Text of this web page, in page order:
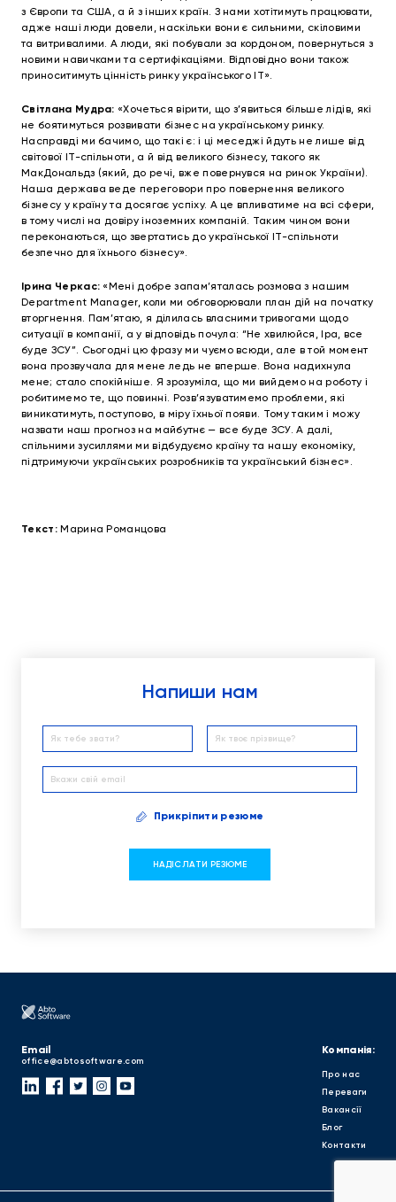
з Європи та США, а й з інших країн. З нами хотітимуть працювати,
адже наші люди довели, наскільки вони є сильними, скіловими
та витривалими. А люди, які побували за кордоном, повернуться з
новими навичками та сертифікаціями. Відповідно вони також
приноситимуть цінність ринку українського ІТ».
Світлана Мудра: «Хочеться вірити, що з’явиться більше лідів, які
не боятимуться розвивати бізнес на українському ринку.
Насправді ми бачимо, що такі є: і ці меседжі йдуть не лише від
світової ІТ-спільноти, а й від великого бізнесу, такого як
МакДональдз (який, до речі, вже повернувся на ринок України).
Наша держава веде переговори про повернення великого
бізнесу у країну та досягає успіху. А це впливатиме на всі сфери,
в тому числі на довіру іноземних компаній. Таким чином вони
переконаються, що звертатись до української ІТ-спільноти
безпечно для їхнього бізнесу».
Ірина Черкас: «Мені добре запам’яталась розмова з нашим
Department Manager, коли ми обговорювали план дій на початку
вторгнення. Пам’ятаю, я ділилась власними тривогами щодо
ситуації в компанії, а у відповідь почула: “Не хвилюйся, Іра, все
буде ЗСУ”. Сьогодні цю фразу ми чуємо всюди, але в той момент
вона прозвучала для мене ледь не вперше. Вона надихнула
мене; стало спокійніше. Я зрозуміла, що ми вийдемо на роботу і
робитимемо те, що повинні. Розв’язуватимемо проблеми, які
виникатимуть, поступово, в міру їхньої появи. Тому таким і можу
назвати наш прогноз на майбутнє — все буде ЗСУ. А далі,
спільними зусиллями ми відбудуємо країну та нашу економіку,
підтримуючи українських розробників та український бізнес».
Текст:Марина Романцова
Напиши нам
Прикріпити резюме
Компанія:
Про нас
Переваги
Вакансії
Блог
Контакти
Email
office@abtosoftware.com